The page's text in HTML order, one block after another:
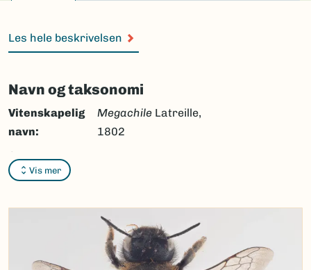
Les hele beskrivelsen
Navn og taksonomi
Vis mer
Vitenskapelig
navn:
Megachile Latreille,
1802
Synonymer:
Bokmål:bladskjærerbier
Nynorsk:bladskjerarbier
Nordsamisk/Davvisámegiella:
Ingen
Vitenskapelig navn ID: 119665